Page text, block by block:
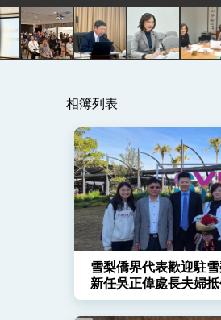
民調顯示多數
總統發表執
賴總統就職演
總統重要談話
外交部重要言
我國政府將在
相簿列表
雪梨僑界代表歡迎駐
新任吳正偉處長夫婦